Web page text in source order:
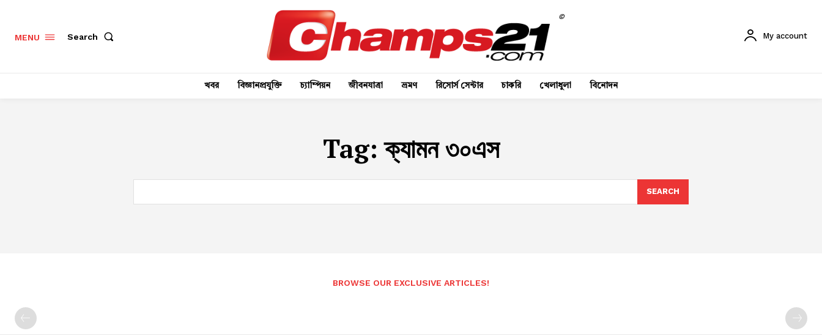
MENU Search
©
My account
খবর বিজ্ঞানপ্রযুক্তি চ্যাম্পিয়ন জীবনযাত্রা ভ্রমণ রিসোর্স সেন্টার চাকরি খেলাধুলা বিনোদন
Tag:ক্যামন ৩০এস
SEARCH
BROWSE OUR EXCLUSIVE ARTICLES!